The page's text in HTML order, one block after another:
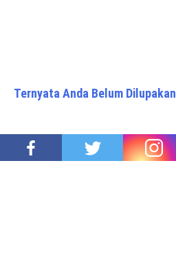
Ternyata Anda Belum Dilupakan